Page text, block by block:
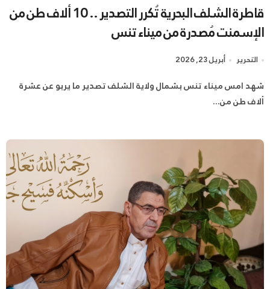
قاطرة الشلف البحرية تُكرر التصدير .. 10 ألاف طن من
الإسمنت مُصدرة من ميناء تنس
التحرير أبريل 23, 2026
شهد امس ميناء تنس بشمال ولاية الشلف تصدير ما يربو عن عشرة
ألاف طن من...